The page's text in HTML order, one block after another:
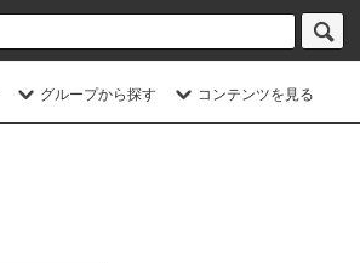
グループから探す コンテンツを見る